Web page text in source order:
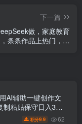
下一篇
做，家庭教育
条条作品上热门，单
AI辅助一键创作文
制粘贴保守日入3位
积分9.9 62